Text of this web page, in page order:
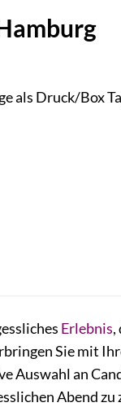
als Druck/Box
Erlebnis,
Sie mit
Auswahl an
Abend zu